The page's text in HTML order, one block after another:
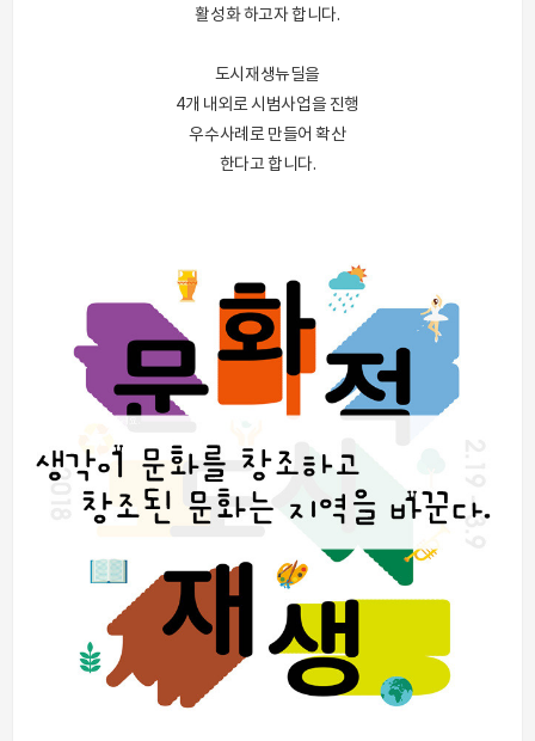
활성화 하고자 합니다.
도시재생뉴딜을
4개 내외로 시범사업을 진행
우수사례로 만들어 확산
한다고 합니다.